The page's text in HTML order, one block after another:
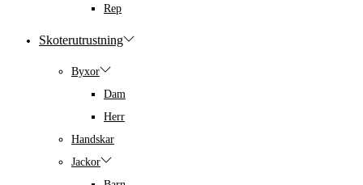
Rep
Skoterutrustning
Byxor
Dam
Herr
Handskar
Jackor